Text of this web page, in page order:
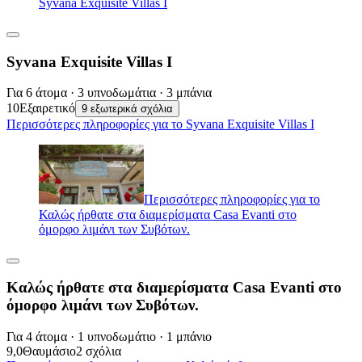
Syvana Exquisite Villas I
Syvana Exquisite Villas I
Για 6 άτομα · 3 υπνοδωμάτια · 3 μπάνια
10Εξαιρετικό 9 εξωτερικά σχόλια
Περισσότερες πληροφορίες για το Syvana Exquisite Villas I
Περισσότερες πληροφορίες για το
Καλώς ήρθατε στα διαμερίσματα Casa Evanti στο
όμορφο λιμάνι των Συβότων.
Καλώς ήρθατε στα διαμερίσματα Casa Evanti στο
όμορφο λιμάνι των Συβότων.
Για 4 άτομα · 1 υπνοδωμάτιο · 1 μπάνιο
9,0Θαυμάσιο2 σχόλια